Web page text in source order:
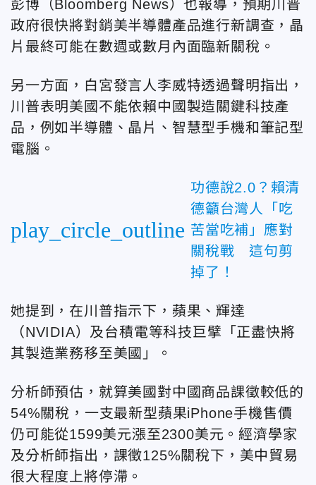
彭博（Bloomberg News）也報導，預期川普
政府很快將對銷美半導體產品進行新調查，晶
片最終可能在數週或數月內面臨新關稅。
另一方面，白宮發言人李威特透過聲明指出，
川普表明美國不能依賴中國製造關鍵科技產
品，例如半導體、晶片、智慧型手機和筆記型
電腦。
play_circle_outline
功德說2.0？賴清
德籲台灣人「吃
苦當吃補」應對
關稅戰 這句剪
掉了！
她提到，在川普指示下，蘋果、輝達
（NVIDIA）及台積電等科技巨擘「正盡快將
其製造業務移至美國」。
分析師預估，就算美國對中國商品課徵較低的
54%關稅，一支最新型蘋果iPhone手機售價
仍可能從1599美元漲至2300美元。經濟學家
及分析師指出，課徵125%關稅下，美中貿易
很大程度上將停滯。